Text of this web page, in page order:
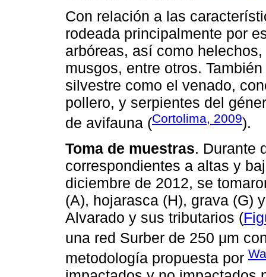
Con relación a las
rodeada principalmente por
arbóreas, así como
musgos, entre otros.
silvestre como el venado,
pollero, y serpientes del
de avifauna (Cortolima, 2009).
Toma de muestras. Durante
correspondientes a altas y
diciembre de 2012, se
(A), hojarasca (H), grava (G)
Alvarado y sus tributarios (
una red Surber de 250 μm
metodología propuesta por